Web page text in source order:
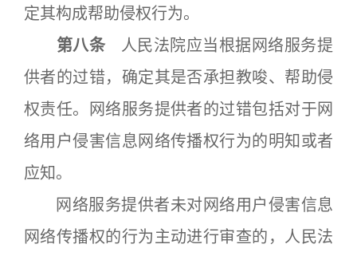
定其构成帮助侵权行为。
第八条 人民法院应当根据网络服务提
供者的过错，确定其是否承担教唆、帮助侵
权责任。网络服务提供者的过错包括对于网
络用户侵害信息网络传播权行为的明知或者
应知。
网络服务提供者未对网络用户侵害信息
网络传播权的行为主动进行审查的，人民法